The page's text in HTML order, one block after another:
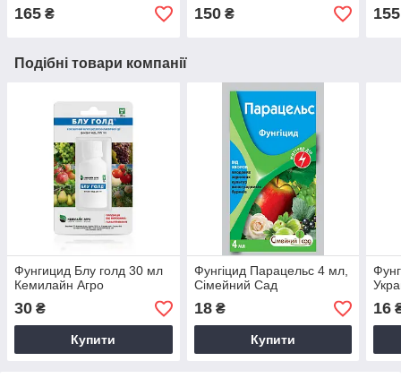
165 ₴ 150₴ 155
Подібні товари компанії
Фунгицид Блу голд 30 мл
Кемилайн Агро
30 ₴
Купити
Фунгіцид Парацельс 4 мл,
Сімейний Сад
18₴
Купити
16